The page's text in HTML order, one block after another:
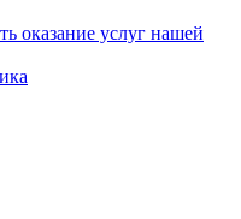
оказание услуг нашей